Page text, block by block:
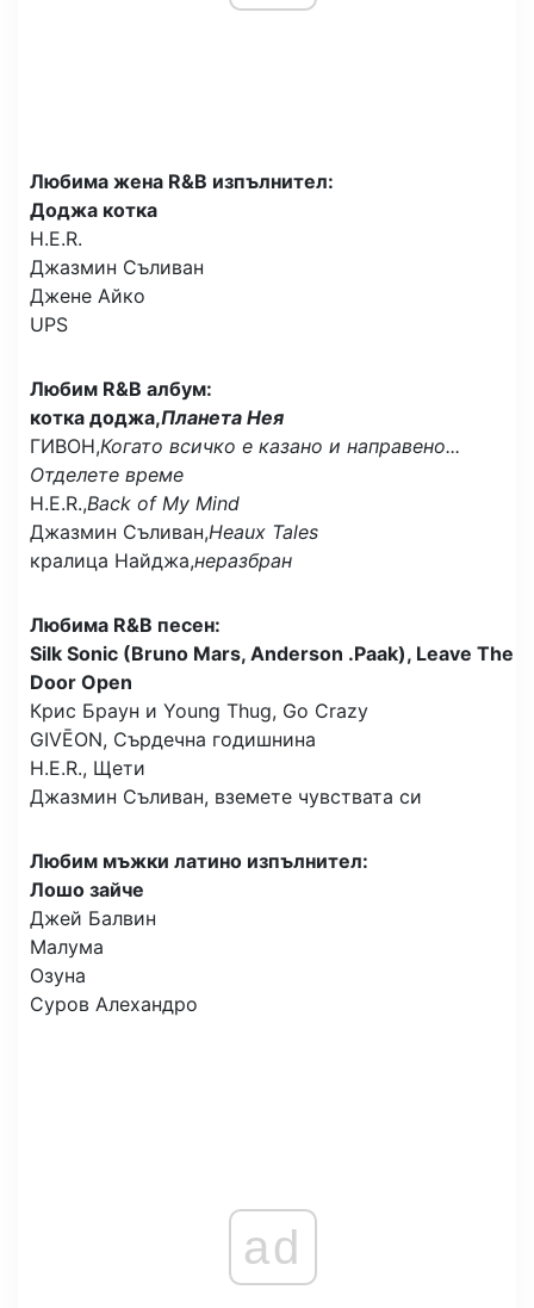
Любима жена R&B изпълнител:
Доджа котка
H.E.R.
Джазмин Съливан
Джене Айко
UPS
Любим R&B албум:
котка доджа,Планета Нея
ГИВОН,Когато всичко е казано и направено...
Отделете време
H.E.R.,Back of My Mind
Джазмин Съливан,Heaux Tales
кралица Найджа,неразбран
Любима R&B песен:
Silk Sonic (Bruno Mars, Anderson .Paak), Leave The
Door Open
Крис Браун и Young Thug, Go Crazy
GIVĒON, Сърдечна годишнина
H.E.R., Щети
Джазмин Съливан, вземете чувствата си
Любим мъжки латино изпълнител:
Лошо зайче
Джей Балвин
Малума
Озуна
Суров Алехандро
ad